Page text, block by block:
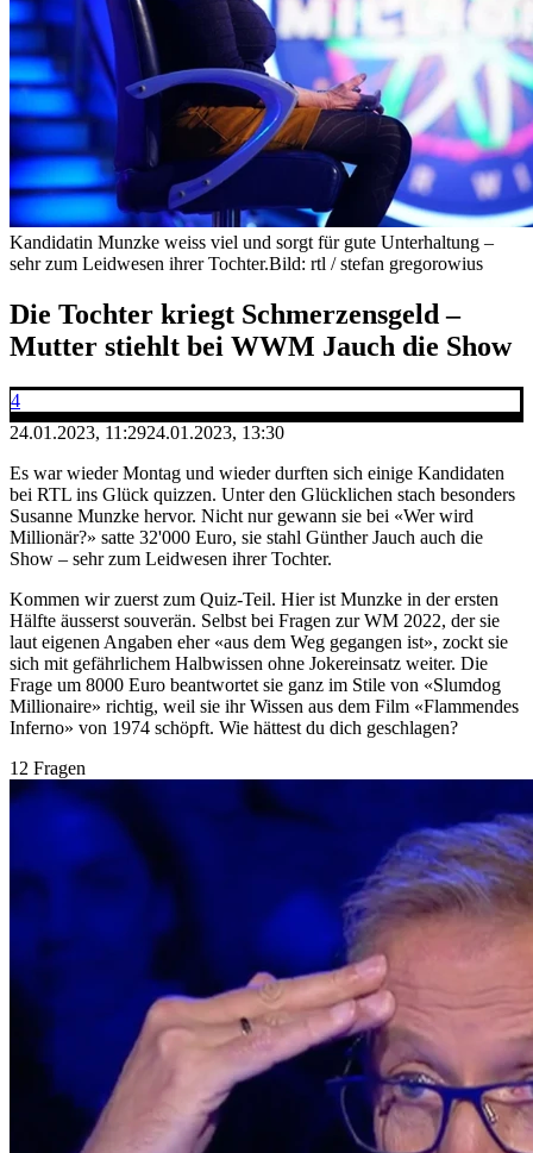
Kandidatin Munzke weiss viel und sorgt für gute Unterhaltung –
sehr zum Leidwesen ihrer Tochter.Bild: rtl / stefan gregorowius
Die Tochter kriegt Schmerzensgeld –
Mutter stiehlt bei WWM Jauch die Show
4
24.01.2023, 11:2924.01.2023, 13:30
Es war wieder Montag und wieder durften sich einige Kandidaten
bei RTL ins Glück quizzen. Unter den Glücklichen stach besonders
Susanne Munzke hervor. Nicht nur gewann sie bei «Wer wird
Millionär?» satte 32'000 Euro, sie stahl Günther Jauch auch die
Show – sehr zum Leidwesen ihrer Tochter.
Kommen wir zuerst zum Quiz-Teil. Hier ist Munzke in der ersten
Hälfte äusserst souverän. Selbst bei Fragen zur WM 2022, der sie
laut eigenen Angaben eher «aus dem Weg gegangen ist», zockt sie
sich mit gefährlichem Halbwissen ohne Jokereinsatz weiter. Die
Frage um 8000 Euro beantwortet sie ganz im Stile von «Slumdog
Millionaire» richtig, weil sie ihr Wissen aus dem Film «Flammendes
Inferno» von 1974 schöpft. Wie hättest du dich geschlagen?
12 Fragen